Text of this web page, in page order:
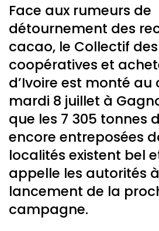
Face aux rumeurs de
détournement des
cacao, le Collectif
coopératives et
d’Ivoire est monté au
mardi 8 juillet à
que les 7 305 tonnes
encore entreposées
localités existent bel
appelle les autorités
lancement de la
campagne.